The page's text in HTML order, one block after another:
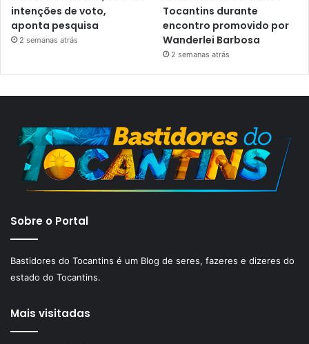
intenções de voto,
aponta pesquisa
2 semanas atrás
Tocantins durante
encontro promovido por
Wanderlei Barbosa
2 semanas atrás
Sobre o Portal
Bastidores do Tocantins é um Blog de seres, fazeres e dizeres do
estado do Tocantins.
Mais visitadas